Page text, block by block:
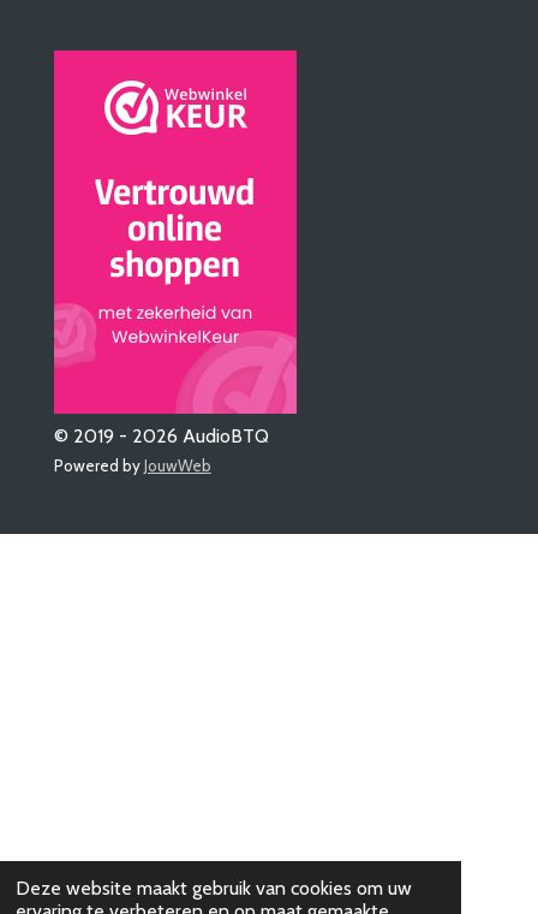
Deze website maakt gebruik van cookies om uw
© 2019 - 2026 AudioBTQ
Powered byJouwWeb